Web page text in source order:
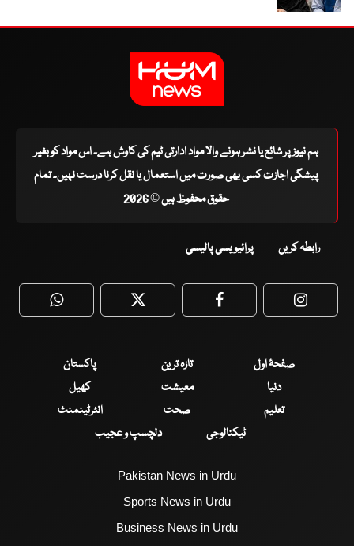
ہم نیوز پر شائع یا نشر ہونے والا مواد ادارتی ٹیم کی کاوش ہے۔ اس مواد کو بغیر
پیشگی اجازت کسی بھی صورت میں استعمال یا نقل کرنا درست نہیں۔ تمام
حقوق محفوظ ہیں © 2026
رابطہ کریں پرائیویسی پالیسی
WhatsApp Twitter Facebook
صفحۂ اول تازہ ترین
پاکستان
دنیا
معیشت
کھیل
تعلیم
صحت
انٹرٹینمنٹ
ٹیکنالوجی
دلچسپ و عجیب
Pakistan News in Urdu
Sports News in Urdu
Business News in Urdu